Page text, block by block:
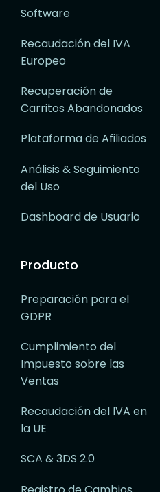
Software
Recaudación del IVA
Europeo
Recuperación de
Carritos Abandonados
Plataforma de Afiliados
Análisis & Seguimiento
del Uso
Dashboard de Usuario
Producto
Preparación para el
GDPR
Cumplimiento del
Impuesto sobre las
Ventas
Recaudación del IVA en
la UE
SCA & 3DS 2.0